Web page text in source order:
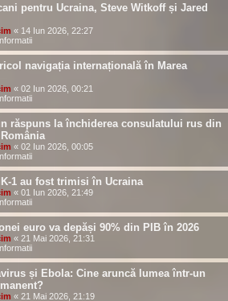
pentru Ucraina, Steve Witkoff și Jared
« 14 Iun 2026, 22:27
navigația internațională în Marea
« 02 Iun 2026, 00:21
răspuns la închiderea consulatului rus din
« 02 Iun 2026, 00:05
1 au fost trimisi în Ucraina
« 01 Iun 2026, 21:49
euro va depăși 90% din PIB în 2026
« 21 Mai 2026, 21:31
și Ebola: Cine aruncă lumea într-un
« 21 Mai 2026, 21:19